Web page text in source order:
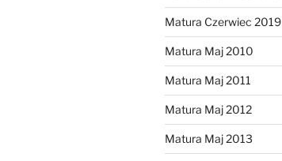
Matura Czerwiec 2019
Matura Maj 2010
Matura Maj 2011
Matura Maj 2012
Matura Maj 2013